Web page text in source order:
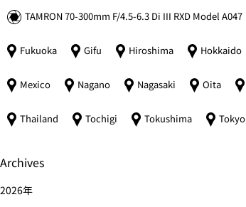
Archives
2026年
TAMRON 70-300mm F/4.5-6.3 Di III RXD Model A047
Fukuoka Gifu Hiroshima Hokkaido
Mexico Nagano Nagasaki Oita
Thailand Tochigi Tokushima Tokyo